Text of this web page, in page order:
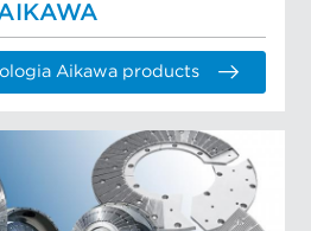
Aikawa products